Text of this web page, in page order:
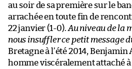
au soir de sa première sur le
arrachée en toute fin de
22 janvier (1-0). Au niveau de la
nous insuffler ce petit message
Bretagne à l’été 2014,
homme viscéralement attaché à